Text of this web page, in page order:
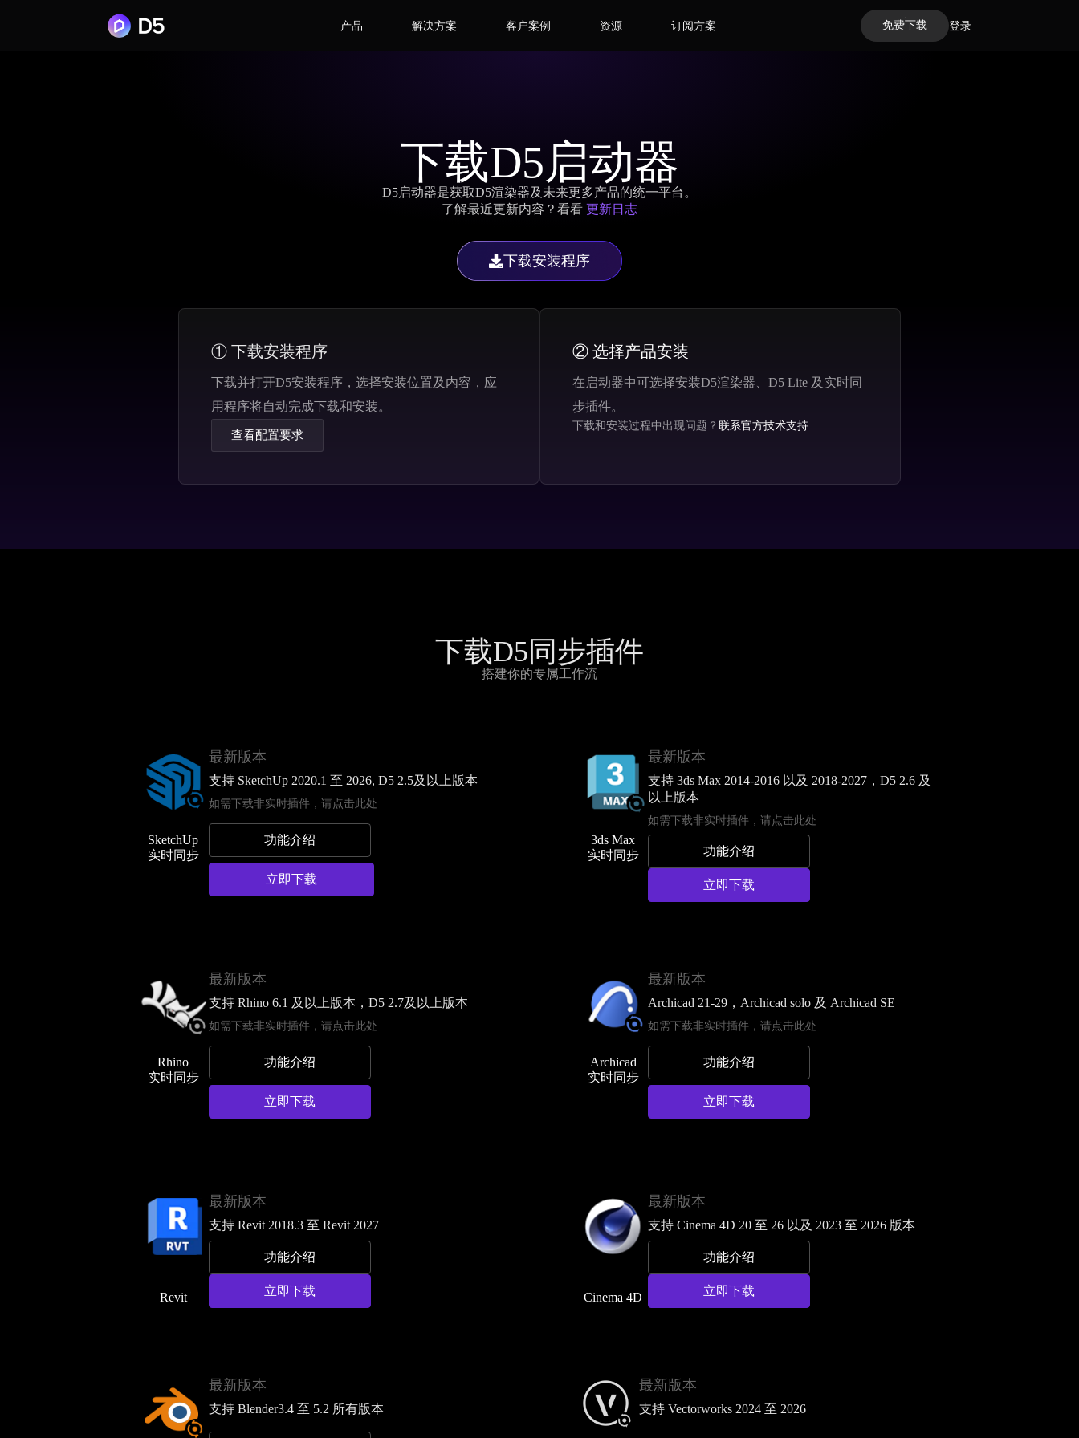
产品 解决方案 客户案例 资源 订阅方案 免费下载 登录
下载D5启动器
D5启动器是获取D5渲染器及未来更多产品的统一平台。
了解最近更新内容？看看 更新日志
下载安装程序
① 下载安装程序
下载并打开D5安装程序，选择安装位置及内容，应
用程序将自动完成下载和安装。
查看配置要求
② 选择产品安装
在启动器中可选择安装D5渲染器、D5 Lite 及实时同
步插件。
下载和安装过程中出现问题？ 联系官方技术支持
下载D5同步插件
搭建你的专属工作流
SketchUp
实时同步
最新版本
支持 SketchUp 2020.1 至 2026, D5 2.5及以上版本
如需下载非实时插件，请点击此处
功能介绍
立即下载
3ds Max
实时同步
最新版本
支持 3ds Max 2014-2016 以及 2018-2027，D5 2.6 及
以上版本
如需下载非实时插件，请点击此处
功能介绍
立即下载
Rhino
实时同步
最新版本
支持 Rhino 6.1 及以上版本，D5 2.7及以上版本
如需下载非实时插件，请点击此处
功能介绍
立即下载
Archicad
实时同步
最新版本
Archicad 21-29，Archicad solo 及 Archicad SE
如需下载非实时插件，请点击此处
功能介绍
立即下载
Revit
最新版本
支持 Revit 2018.3 至 Revit 2027
功能介绍
立即下载 Cinema 4D
最新版本
支持 Cinema 4D 20 至 26 以及 2023 至 2026 版本
功能介绍
立即下载
最新版本
支持 Blender3.4 至 5.2 所有版本
最新版本
支持 Vectorworks 2024 至 2026